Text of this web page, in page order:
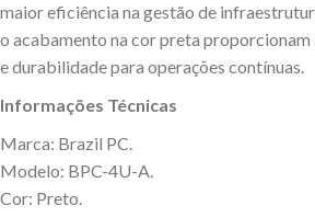
maior eficiência na gestão de
o acabamento na cor preta
e durabilidade para operações contínuas.
Informações Técnicas
Marca: Brazil PC.
Modelo: BPC-4U-A.
Cor: Preto.